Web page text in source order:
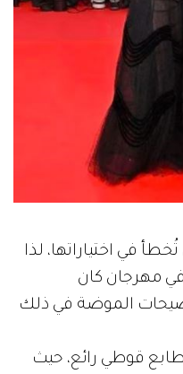
في اختياراتها، لذا
في مهرجان كان
من أهم صيحات الموضة في ذلك
قوطي رائع، حيث